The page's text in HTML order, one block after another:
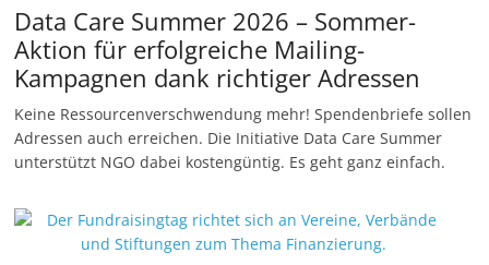
Data Care Summer 2026 – Sommer-
Aktion für erfolgreiche Mailing-
Kampagnen dank richtiger Adressen
Keine Ressourcenverschwendung mehr! Spendenbriefe sollen
Adressen auch erreichen. Die Initiative Data Care Summer
unterstützt NGO dabei kostengüntig. Es geht ganz einfach.